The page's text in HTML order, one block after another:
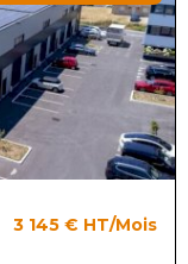
3 145 € HT/Mois